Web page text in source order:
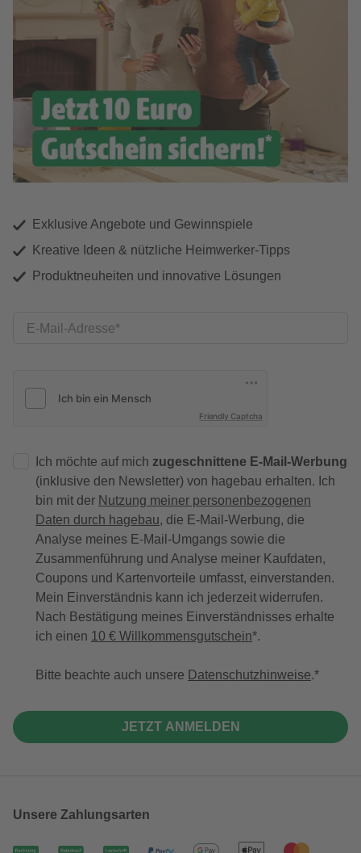
Exklusive Angebote und Gewinnspiele
Kreative Ideen & nützliche Heimwerker-Tipps
Produktneuheiten und innovative Lösungen
E-Mail-Adresse
Friendly Captcha
Ich möchte auf mich zugeschnittene E-Mail-Werbung
(inklusive den Newsletter) von hagebau erhalten. Ich
bin mit der Nutzung meiner personenbezogenen
Daten durch hagebau, die E-Mail-Werbung, die
Analyse meines E-Mail-Umgangs sowie die
Zusammenführung und Analyse meiner Kaufdaten,
Coupons und Kartenvorteile umfasst, einverstanden.
Mein Einverständnis kann ich jederzeit widerrufen.
Nach Bestätigung meines Einverständnisses erhalte
ich einen 10 € Willkommensgutschein*.
Bitte beachte auch unsere Datenschutzhinweise.
JETZT ANMELDEN
Unsere Zahlungsarten